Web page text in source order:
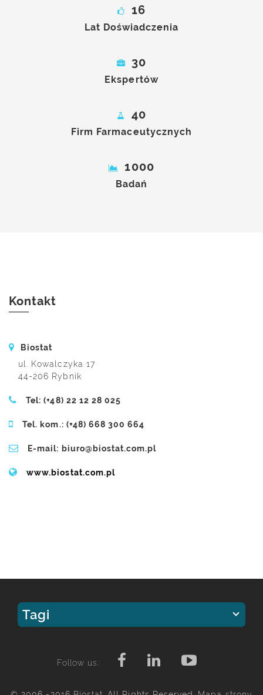
16
Lat Doświadczenia
30
Ekspertów
40
Firm Farmaceutycznych
1000
Badań
Kontakt
Biostat
ul. Kowalczyka 17
44-206 Rybnik
Tel: (+48) 22 12 28 025
Tel. kom.: (+48) 668 300 664
E-mail: biuro@biostat.com.pl
www.biostat.com.pl
Tagi
Follow us: